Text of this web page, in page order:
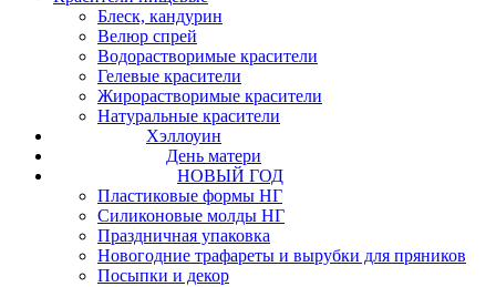
Блеск, кандурин
Велюр спрей
Водорастворимые красители
Гелевые красители
Жирорастворимые красители
Натуральные красители
Хэллоуин
День матери
НОВЫЙ ГОД
Пластиковые формы НГ
Силиконовые молды НГ
Праздничная упаковка
Новогодние трафареты и вырубки для пряников
Посыпки и декор